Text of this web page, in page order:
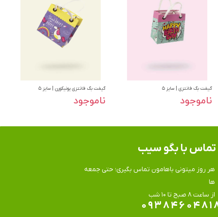
گیفت بگ فانتزی | سایز ۵
ناموجود
گیفت بگ فانتزی یونیکورن | سایز ۵
ناموجود
هر روز میتونی باهامون تماس بگیری؛ حتی جمعه
ها
​​​​​​​از ساعت ۸ صبح تا ۱۰ شب
تماس​​​​​​​ با بگو سیب